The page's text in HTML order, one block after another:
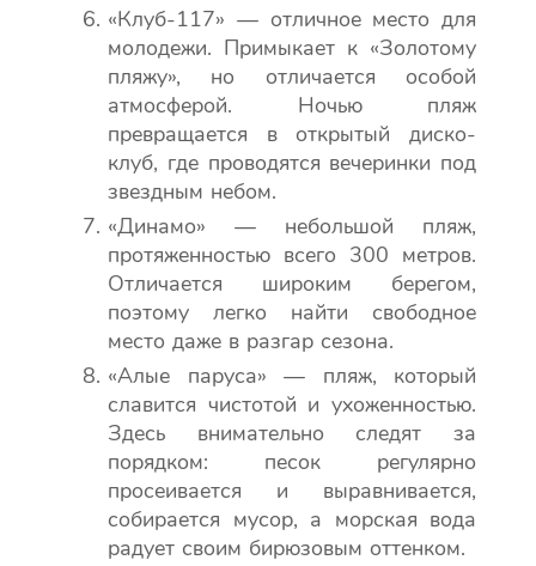
«Клуб-117» — отличное место для
молодежи. Примыкает к «Золотому
пляжу», но отличается особой
атмосферой. Ночью пляж
превращается в открытый диско-
клуб, где проводятся вечеринки под
звездным небом.
«Динамо» — небольшой пляж,
протяженностью всего 300 метров.
Отличается широким берегом,
поэтому легко найти свободное
место даже в разгар сезона.
«Алые паруса» — пляж, который
славится чистотой и ухоженностью.
Здесь внимательно следят за
порядком: песок регулярно
просеивается и выравнивается,
собирается мусор, а морская вода
радует своим бирюзовым оттенком.